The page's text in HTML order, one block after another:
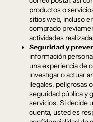
productos o
sitios web, incluso
comprado
actividades
Seguridad y
información
una experiencia de
investigar o actuar
ilegales, peligrosas
seguridad pública y
servicios. Si decide
cuenta, usted es